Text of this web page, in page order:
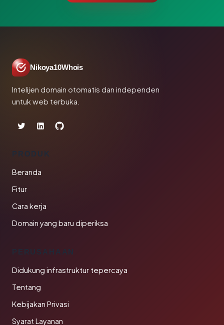
Nikoya10Whois
Intelijen domain otomatis dan independen
untuk web terbuka.
PRODUK
Beranda
Fitur
Cara kerja
Domain yang baru diperiksa
PERUSAHAAN
Didukung infrastruktur tepercaya
Tentang
Kebijakan Privasi
Syarat Layanan